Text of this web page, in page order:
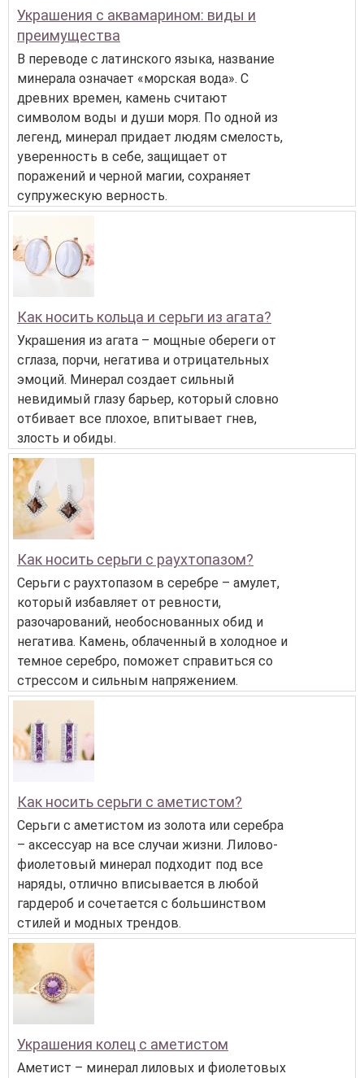
Украшения с аквамарином: виды и
преимущества
В переводе с латинского языка, название
минерала означает «морская вода». С
древних времен, камень считают
символом воды и души моря. По одной из
легенд, минерал придает людям смелость,
уверенность в себе, защищает от
поражений и черной магии, сохраняет
супружескую верность.
Как носить кольца и серьги из агата?
Украшения из агата – мощные обереги от
сглаза, порчи, негатива и отрицательных
эмоций. Минерал создает сильный
невидимый глазу барьер, который словно
отбивает все плохое, впитывает гнев,
злость и обиды.
Как носить серьги с раухтопазом?
Серьги с раухтопазом в серебре – амулет,
который избавляет от ревности,
разочарований, необоснованных обид и
негатива. Камень, облаченный в холодное и
темное серебро, поможет справиться со
стрессом и сильным напряжением.
Как носить серьги с аметистом?
Серьги с аметистом из золота или серебра
– аксессуар на все случаи жизни. Лилово-
фиолетовый минерал подходит под все
наряды, отлично вписывается в любой
гардероб и сочетается с большинством
стилей и модных трендов.
Украшения колец с аметистом
Аметист – минерал лиловых и фиолетовых